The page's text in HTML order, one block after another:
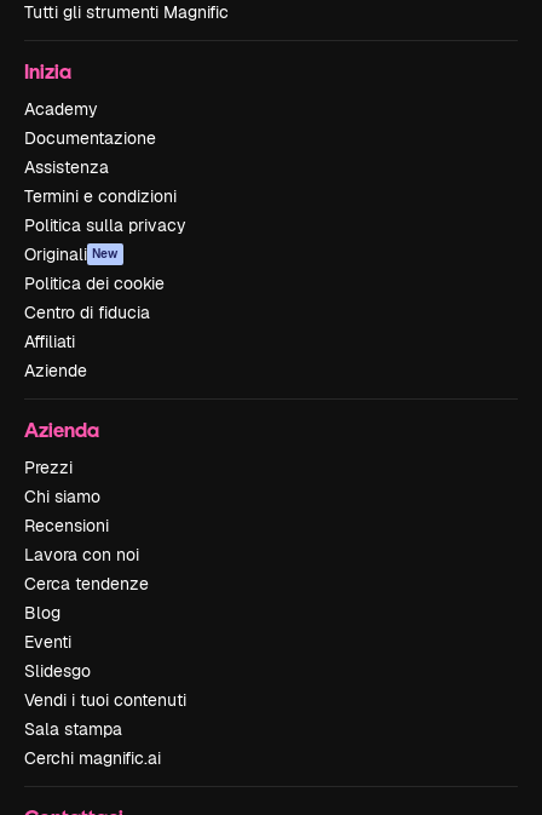
Tutti gli strumenti Magnific
Inizia
Academy
Documentazione
Assistenza
Termini e condizioni
Politica sulla privacy
Originali New
Politica dei cookie
Centro di fiducia
Affiliati
Aziende
Azienda
Prezzi
Chi siamo
Recensioni
Lavora con noi
Cerca tendenze
Blog
Eventi
Slidesgo
Vendi i tuoi contenuti
Sala stampa
Cerchi magnific.ai